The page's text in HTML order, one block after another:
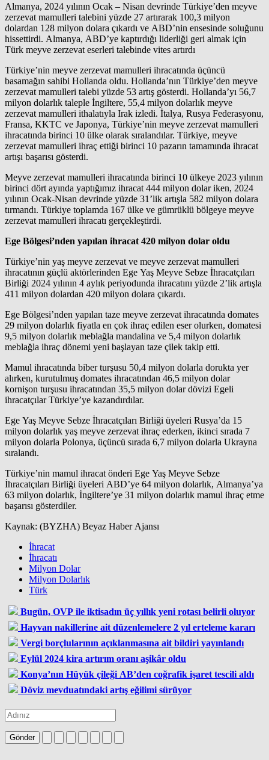
Almanya, 2024 yılının Ocak – Nisan devrinde Türkiye’den meyve
zerzevat mamulleri talebini yüzde 27 artırarak 100,3 milyon
dolardan 128 milyon dolara çıkardı ve ABD’nin ensesinde soluğunu
hissettirdi. Almanya, ABD’ye kaptırdığı liderliği geri almak için
Türk meyve zerzevat eserleri talebinde vites artırdı
Türkiye’nin meyve zerzevat mamulleri ihracatında üçüncü
basamağın sahibi Hollanda oldu. Hollanda’nın Türkiye’den meyve
zerzevat mamulleri talebi yüzde 53 artış gösterdi. Hollanda’yı 56,7
milyon dolarlık taleple İngiltere, 55,4 milyon dolarlık meyve
zerzevat mamulleri ithalatıyla Irak izledi. İtalya, Rusya Federasyonu,
Fransa, KKTC ve Japonya, Türkiye’nin meyve zerzevat mamulleri
ihracatında birinci 10 ülke olarak sıralandılar. Türkiye, meyve
zerzevat mamulleri ihraç ettiği birinci 10 pazarın tamamında ihracat
artışı başarısı gösterdi.
Meyve zerzevat mamulleri ihracatında birinci 10 ülkeye 2023 yılının
birinci dört ayında yaptığımız ihracat 444 milyon dolar iken, 2024
yılının Ocak-Nisan devrinde yüzde 31’lik artışla 582 milyon dolara
tırmandı. Türkiye toplamda 167 ülke ve gümrüklü bölgeye meyve
zerzevat mamulleri ihracatı gerçekleştirdi.
Ege Bölgesi’nden yapılan ihracat 420 milyon dolar oldu
Türkiye’nin yaş meyve zerzevat ve meyve zerzevat mamulleri
ihracatının güçlü aktörlerinden Ege Yaş Meyve Sebze İhracatçıları
Birliği 2024 yılının 4 aylık periyodunda ihracatını yüzde 2’lik artışla
411 milyon dolardan 420 milyon dolara çıkardı.
Ege Bölgesi’nden yapılan taze meyve zerzevat ihracatında domates
29 milyon dolarlık fiyatla en çok ihraç edilen eser olurken, domatesi
9,5 milyon dolarlık meblağla mandalina ve 5,4 milyon dolarlık
meblağla ihraç dönemi yeni başlayan taze çilek takip etti.
Mamul ihracatında biber turşusu 50,4 milyon dolarla dorukta yer
alırken, kurutulmuş domates ihracatından 46,5 milyon dolar
kornişon turşusu ihracatından 35,5 milyon dolar dövizi Egeli
ihracatçılar Türkiye’ye kazandırdılar.
Ege Yaş Meyve Sebze İhracatçıları Birliği üyeleri Rusya’da 15
milyon dolarlık yaş meyve zerzevat ihraç ederken, ikinci sırada 7
milyon dolarla Polonya, üçüncü sırada 6,7 milyon dolarla Ukrayna
sıralandı.
Türkiye’nin mamul ihracat önderi Ege Yaş Meyve Sebze
İhracatçıları Birliği üyeleri ABD’ye 64 milyon dolarlık, Almanya’ya
63 milyon dolarlık, İngiltere’ye 31 milyon dolarlık mamul ihraç etme
başarısı gösterdiler.
Kaynak: (BYZHA) Beyaz Haber Ajansı
İhracat
İhracatı
Milyon Dolar
Milyon Dolarlık
Türk
Bugün, OVP ile iktisadın üç yıllık yeni rotası belirli oluyor
Hayvan nakillerine ait düzenlemelere 2 yıl erteleme kararı
Vergi borçlularının açıklanmasına ait bildiri yayınlandı
Eylül 2024 kira artırım oranı aşikâr oldu
Konya’nın Hüyük çileği AB’den coğrafik işaret tescili aldı
Döviz mevduatındaki artış eğilimi sürüyor
Gönder